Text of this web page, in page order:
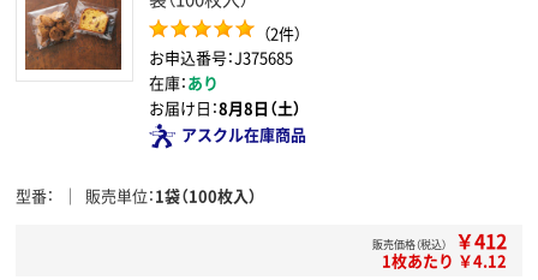
（2件）
お申込番号：J375685
在庫：あり
お届け日：8月8日（土）
アスクル在庫商品
型番 販売単位 1袋（100枚入）
販売価格（税込） ￥412
1枚あたり ￥4.12